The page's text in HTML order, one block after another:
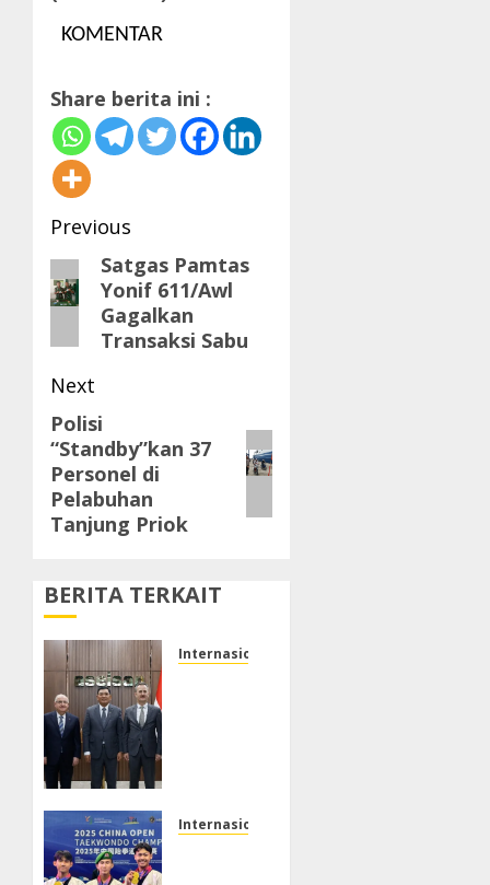
KOMENTAR
Share berita ini :
Post
navigation
Previous
Previous
post:
Satgas Pamtas
Yonif 611/Awl
Gagalkan
Transaksi Sabu
Next
Next
post:
Polisi
“Standby”kan 37
Personel di
Pelabuhan
Tanjung Priok
BERITA TERKAIT
Internasional
Kunjungan
Internasional